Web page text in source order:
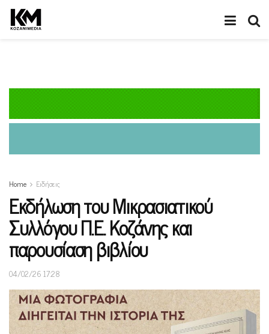
Home Ειδήσεις
Εκδήλωση του Μικρασιατικού
Συλλόγου Π.Ε. Κοζάνης και
παρουσίαση βιβλίου
04/02/26 17:28